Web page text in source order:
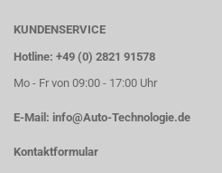
KUNDENSERVICE
Hotline: +49 (0) 2821 91578
Mo - Fr von 09:00 - 17:00 Uhr
E-Mail: info@Auto-Technologie.de
Kontaktformular